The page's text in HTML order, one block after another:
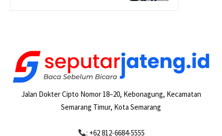
Jalan Dokter Cipto Nomor 18–20, Kebonagung, Kecamatan
Semarang Timur, Kota Semarang
: +62 812-6684-5555